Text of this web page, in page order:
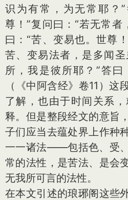
识为有常，为无常耶？
尊！”复问曰：“若无常者
曰：“苦、变易也。世尊
苦、变易法者，是多闻
所，我是彼所耶？”答曰
（《中阿含经》卷11）这
了解，也由于时间关系
释。但是整段经文的意旨
子们应当去蕴处界上作种
一一诸法——包括色、受
常的法性，是苦法、是会
无我所可言的法性。
在本文引述的琅琊阁这些